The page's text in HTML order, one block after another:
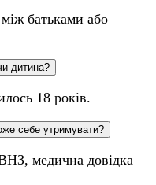
батьками або
дитина?
18 років.
себе утримувати?
медична довідка